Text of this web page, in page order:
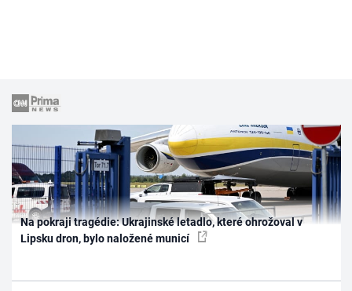
Na pokraji tragédie: Ukrajinské letadlo, které ohrožoval v
Lipsku dron, bylo naložené municí